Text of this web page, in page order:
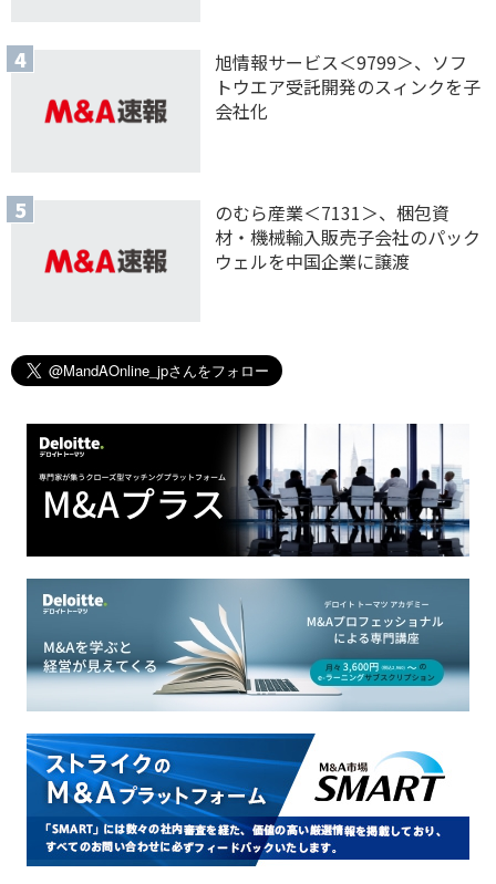
旭情報サービス＜9799＞、ソフ
トウエア受託開発のスィンクを子
会社化
のむら産業＜7131＞、梱包資
材・機械輸入販売子会社のパック
ウェルを中国企業に譲渡